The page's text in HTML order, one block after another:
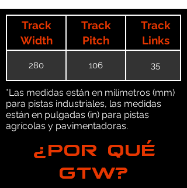
Track
Width
Track
Pitch
Track
Links
280 106 35
*Las medidas están en milímetros (mm)
para pistas industriales, las medidas
están en pulgadas (in) para pistas
agrícolas y pavimentadoras.
¿POR QUÉ
GTW?